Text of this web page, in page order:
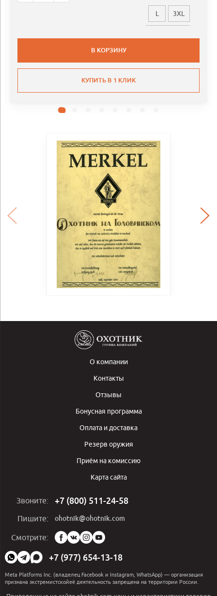
L 3XL
В КОРЗИНУ
КУПИТЬ В 1 КЛИК
О компании
Контакты
Отзывы
Бонусная программа
Оплата и доставка
Резерв оружия
Приём на комиссию
Карта сайта
Звоните: +7 (800) 511-24-58
Пишите: ohotnik@ohotnik.com
Смотрите:
Мы
в
социальных
сетях:
+7 (977) 654-13-18
Meta Platforms Inc. (владелец Facebook и Instagram, WhatsApp) — организация
признана экстремистскойеё деятельность запрещена на территории России.